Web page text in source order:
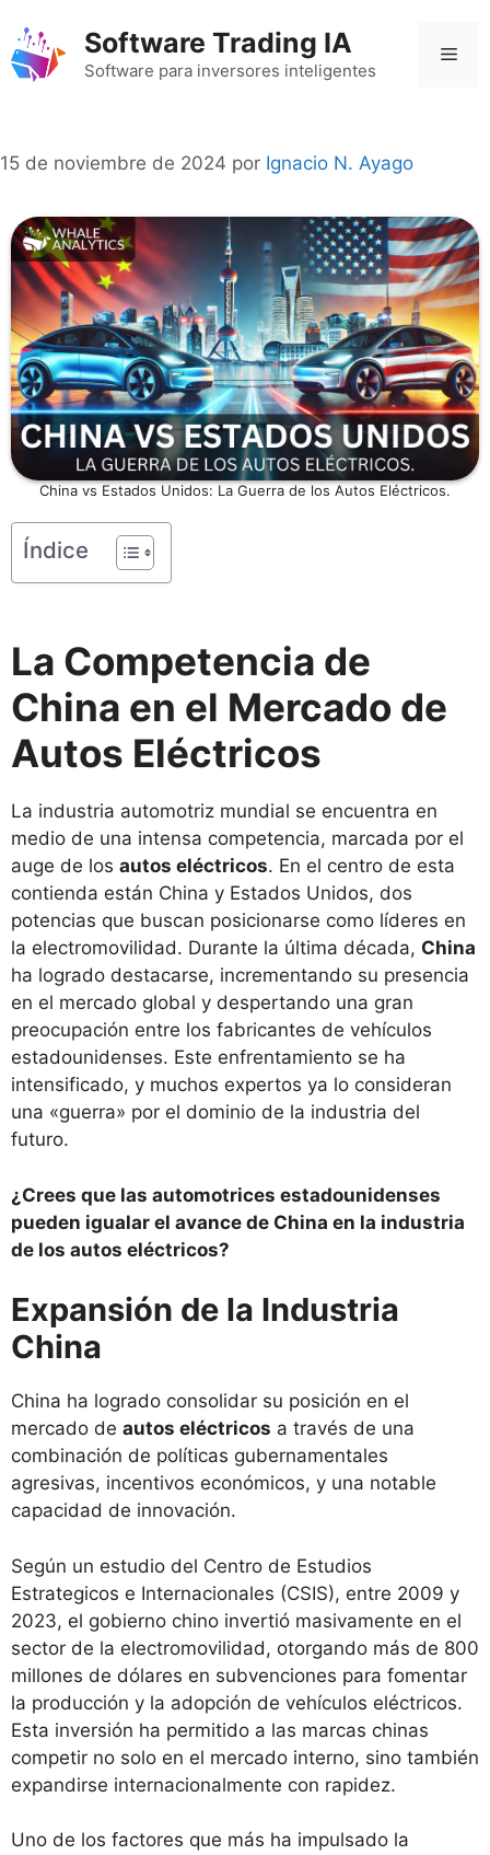
contenido
Software Trading IA
Software para inversores inteligentes
15 de noviembre de 2024 por Ignacio N. Ayago
China vs Estados Unidos: La Guerra de los Autos Eléctricos.
Índice
La Competencia de
China en el Mercado de
Autos Eléctricos
La industria automotriz mundial se encuentra en
medio de una intensa competencia, marcada por el
auge de los autos eléctricos. En el centro de esta
contienda están China y Estados Unidos, dos
potencias que buscan posicionarse como líderes en
la electromovilidad. Durante la última década, China
ha logrado destacarse, incrementando su presencia
en el mercado global y despertando una gran
preocupación entre los fabricantes de vehículos
estadounidenses. Este enfrentamiento se ha
intensificado, y muchos expertos ya lo consideran
una «guerra» por el dominio de la industria del
futuro.
¿Crees que las automotrices estadounidenses
pueden igualar el avance de China en la industria
de los autos eléctricos?
Expansión de la Industria
China
China ha logrado consolidar su posición en el
mercado de autos eléctricos a través de una
combinación de políticas gubernamentales
agresivas, incentivos económicos, y una notable
capacidad de innovación.
Según un estudio del Centro de Estudios
Estrategicos e Internacionales (CSIS), entre 2009 y
2023, el gobierno chino invertió masivamente en el
sector de la electromovilidad, otorgando más de 800
millones de dólares en subvenciones para fomentar
la producción y la adopción de vehículos eléctricos.
Esta inversión ha permitido a las marcas chinas
competir no solo en el mercado interno, sino también
expandirse internacionalmente con rapidez.
Uno de los factores que más ha impulsado la